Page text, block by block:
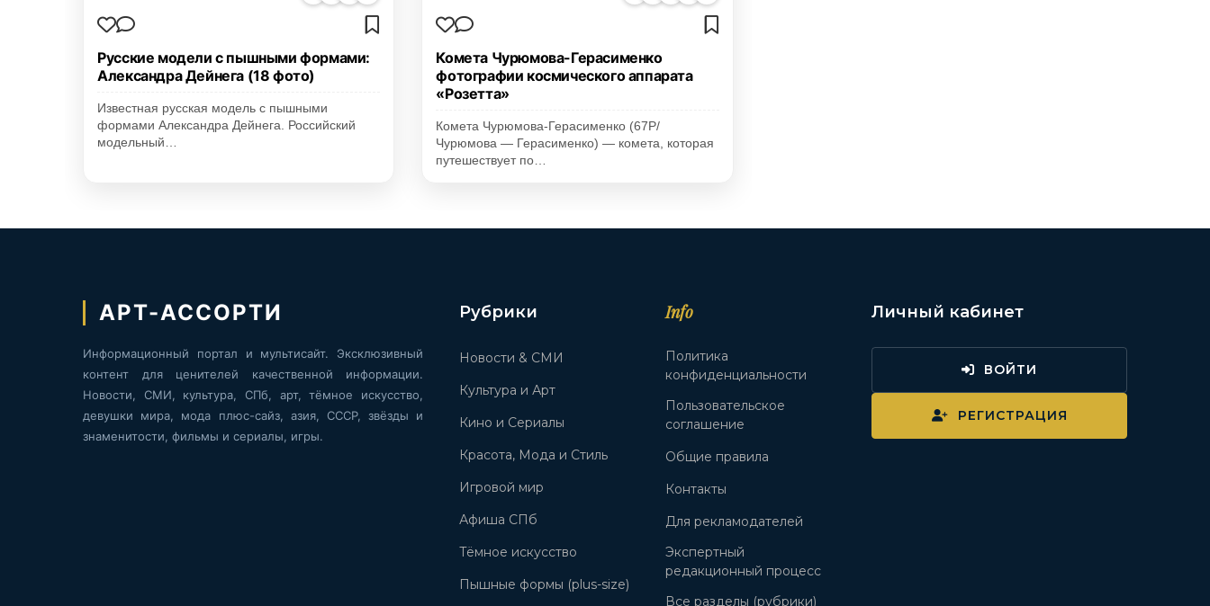
Русские модели с пышными формами:
Александра Дейнега (18 фото)
Известная русская модель с пышными
формами Александра Дейнега. Российский
модельный…
Комета Чурюмова-Герасименко
фотографии космического аппарата
«Розетта»
Комета Чурюмова-Герасименко (67P/
Чурюмова — Герасименко) — комета, которая
путешествует по…
АРТ-АССОРТИ
Информационный портал и мультисайт. Эксклюзивный
контент для ценителей качественной информации.
Новости, СМИ, культура, СПб, арт, тёмное искусство,
девушки мира, мода плюс-сайз, азия, СССР, звёзды и
знаменитости, фильмы и сериалы, игры.
Рубрики
Новости & СМИ
Культура и Арт
Кино и Сериалы
Красота, Мода и Стиль
Игровой мир
Афиша СПб
Тёмное искусство
Пышные формы (plus-size)
Info
Политика
конфиденциальности
Пользовательское
соглашение
Общие правила
Контакты
Для рекламодателей
Экспертный
редакционный процесс
Все разделы (рубрики)
Личный кабинет
ВОЙТИ
РЕГИСТРАЦИЯ